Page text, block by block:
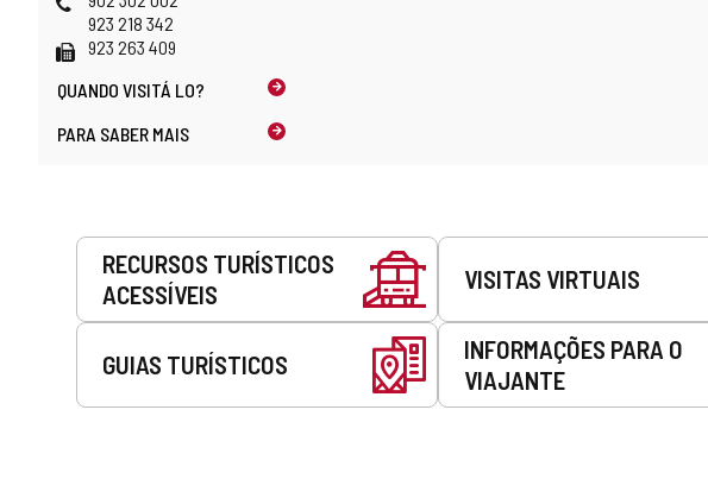
923 218 342
Fax 923 263 409
QUANDO VISITÁ LO?
PARA SABER MAIS
Serviços
RECURSOS TURÍSTICOS
ACESSÍVEIS
VISITAS VIRTUAIS
GUIAS TURÍSTICOS
INFORMAÇÕES PARA O
VIAJANTE